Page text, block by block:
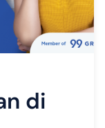
di